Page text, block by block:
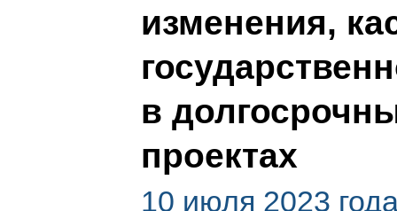
изменения,
в
проектах
10 июля 2023